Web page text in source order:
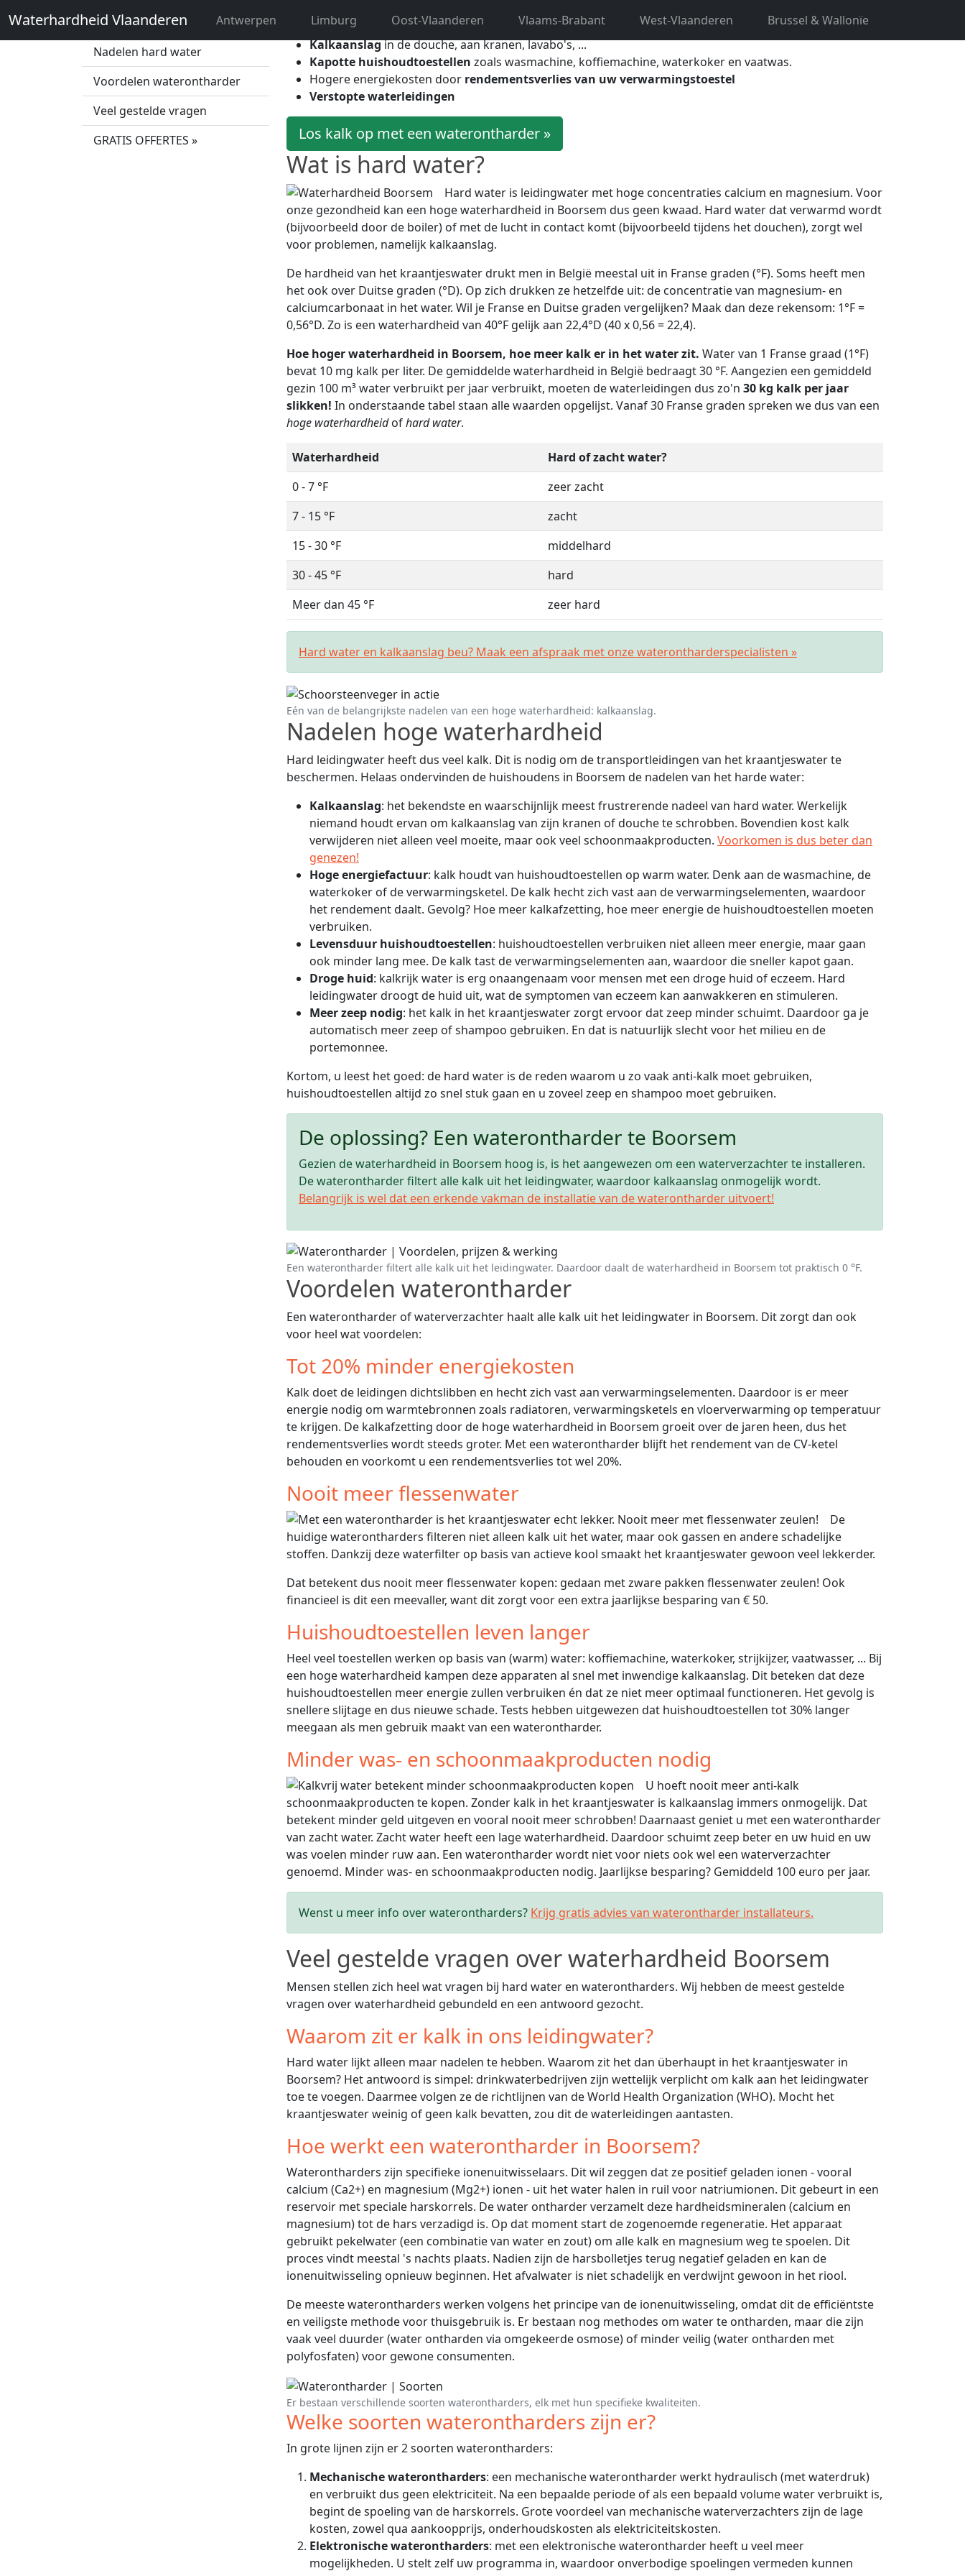
Waterhardheid Vlaanderen Antwerpen Limburg Oost-Vlaanderen Vlaams-Brabant West-Vlaanderen Brussel & Wallonïe
Wat is hard water?
Nadelen hard water
Voordelen waterontharder
Veel gestelde vragen
GRATIS OFFERTES »
dit sporen nalaten in uw huishouden. Hard water leidt namelijk tot:
Kalkaanslagin de douche, aan kranen, lavabo's, ...
Kapotte huishoudtoestellen zoals wasmachine, koffiemachine, waterkoker en vaatwas.
Hogere energiekosten door rendementsverlies van uw verwarmingstoestel
Verstopte waterleidingen
Los kalk op met een waterontharder »
Wat is hard water?
Hard water is leidingwater met hoge concentraties calcium en magnesium. Voor
onze gezondheid kan een hoge waterhardheid in Boorsem dus geen kwaad. Hard water dat verwarmd wordt
(bijvoorbeeld door de boiler) of met de lucht in contact komt (bijvoorbeeld tijdens het douchen), zorgt wel
voor problemen, namelijk kalkaanslag.
De hardheid van het kraantjeswater drukt men in België meestal uit in Franse graden (°F). Soms heeft men
het ook over Duitse graden (°D). Op zich drukken ze hetzelfde uit: de concentratie van magnesium- en
calciumcarbonaat in het water. Wil je Franse en Duitse graden vergelijken? Maak dan deze rekensom: 1°F =
0,56°D. Zo is een waterhardheid van 40°F gelijk aan 22,4°D (40 x 0,56 = 22,4).
Hoe hoger waterhardheid in Boorsem, hoe meer kalk er in het water zit. Water van 1 Franse graad (1°F)
bevat 10 mg kalk per liter. De gemiddelde waterhardheid in België bedraagt 30 °F. Aangezien een gemiddeld
gezin 100 m³ water verbruikt per jaar verbruikt, moeten de waterleidingen dus zo'n 30 kg kalk per jaar
slikken! In onderstaande tabel staan alle waarden opgelijst. Vanaf 30 Franse graden spreken we dus van een
hoge waterhardheidofhard water.
Waterhardheid
Hard of zacht water?
0 - 7 °F
zeer zacht
7 - 15 °F
zacht
15 - 30 °F
middelhard
30 - 45 °F
hard
Meer dan 45 °F
zeer hard
Hard water en kalkaanslag beu? Maak een afspraak met onze waterontharderspecialisten »
Eén van de belangrijkste nadelen van een hoge waterhardheid: kalkaanslag.
Nadelen hoge waterhardheid
Hard leidingwater heeft dus veel kalk. Dit is nodig om de transportleidingen van het kraantjeswater te
beschermen. Helaas ondervinden de huishoudens in Boorsem de nadelen van het harde water:
Kalkaanslag: het bekendste en waarschijnlijk meest frustrerende nadeel van hard water. Werkelijk
niemand houdt ervan om kalkaanslag van zijn kranen of douche te schrobben. Bovendien kost kalk
verwijderen niet alleen veel moeite, maar ook veel schoonmaakproducten. Voorkomen is dus beter dan
genezen!
Hoge energiefactuur: kalk houdt van huishoudtoestellen op warm water. Denk aan de wasmachine, de
waterkoker of de verwarmingsketel. De kalk hecht zich vast aan de verwarmingselementen, waardoor
het rendement daalt. Gevolg? Hoe meer kalkafzetting, hoe meer energie de huishoudtoestellen moeten
verbruiken.
Levensduur huishoudtoestellen: huishoudtoestellen verbruiken niet alleen meer energie, maar gaan
ook minder lang mee. De kalk tast de verwarmingselementen aan, waardoor die sneller kapot gaan.
Droge huid: kalkrijk water is erg onaangenaam voor mensen met een droge huid of eczeem. Hard
leidingwater droogt de huid uit, wat de symptomen van eczeem kan aanwakkeren en stimuleren.
Meer zeep nodig: het kalk in het kraantjeswater zorgt ervoor dat zeep minder schuimt. Daardoor ga je
automatisch meer zeep of shampoo gebruiken. En dat is natuurlijk slecht voor het milieu en de
portemonnee.
Kortom, u leest het goed: de hard water is de reden waarom u zo vaak anti-kalk moet gebruiken,
huishoudtoestellen altijd zo snel stuk gaan en u zoveel zeep en shampoo moet gebruiken.
De oplossing? Een waterontharder te Boorsem
Gezien de waterhardheid in Boorsem hoog is, is het aangewezen om een waterverzachter te installeren.
De waterontharder filtert alle kalk uit het leidingwater, waardoor kalkaanslag onmogelijk wordt.
Belangrijk is wel dat een erkende vakman de installatie van de waterontharder uitvoert!
Een waterontharder filtert alle kalk uit het leidingwater. Daardoor daalt de waterhardheid in Boorsem tot praktisch 0 °F.
Voordelen waterontharder
Een waterontharder of waterverzachter haalt alle kalk uit het leidingwater in Boorsem. Dit zorgt dan ook
voor heel wat voordelen:
Tot 20% minder energiekosten
Kalk doet de leidingen dichtslibben en hecht zich vast aan verwarmingselementen. Daardoor is er meer
energie nodig om warmtebronnen zoals radiatoren, verwarmingsketels en vloerverwarming op temperatuur
te krijgen. De kalkafzetting door de hoge waterhardheid in Boorsem groeit over de jaren heen, dus het
rendementsverlies wordt steeds groter. Met een waterontharder blijft het rendement van de CV-ketel
behouden en voorkomt u een rendementsverlies tot wel 20%.
Nooit meer flessenwater
De
huidige waterontharders filteren niet alleen kalk uit het water, maar ook gassen en andere schadelijke
stoffen. Dankzij deze waterfilter op basis van actieve kool smaakt het kraantjeswater gewoon veel lekkerder.
Dat betekent dus nooit meer flessenwater kopen: gedaan met zware pakken flessenwater zeulen! Ook
financieel is dit een meevaller, want dit zorgt voor een extra jaarlijkse besparing van € 50.
Huishoudtoestellen leven langer
Heel veel toestellen werken op basis van (warm) water: koffiemachine, waterkoker, strijkijzer, vaatwasser, ... Bij
een hoge waterhardheid kampen deze apparaten al snel met inwendige kalkaanslag. Dit beteken dat deze
huishoudtoestellen meer energie zullen verbruiken én dat ze niet meer optimaal functioneren. Het gevolg is
snellere slijtage en dus nieuwe schade. Tests hebben uitgewezen dat huishoudtoestellen tot 30% langer
meegaan als men gebruik maakt van een waterontharder.
Minder was- en schoonmaakproducten nodig
U hoeft nooit meer anti-kalk
schoonmaakproducten te kopen. Zonder kalk in het kraantjeswater is kalkaanslag immers onmogelijk. Dat
betekent minder geld uitgeven en vooral nooit meer schrobben! Daarnaast geniet u met een waterontharder
van zacht water. Zacht water heeft een lage waterhardheid. Daardoor schuimt zeep beter en uw huid en uw
was voelen minder ruw aan. Een waterontharder wordt niet voor niets ook wel een waterverzachter
genoemd. Minder was- en schoonmaakproducten nodig. Jaarlijkse besparing? Gemiddeld 100 euro per jaar.
Wenst u meer info over waterontharders? Krijg gratis advies van waterontharder installateurs.
Veel gestelde vragen over waterhardheid Boorsem
Mensen stellen zich heel wat vragen bij hard water en waterontharders. Wij hebben de meest gestelde
vragen over waterhardheid gebundeld en een antwoord gezocht.
Waarom zit er kalk in ons leidingwater?
Hard water lijkt alleen maar nadelen te hebben. Waarom zit het dan überhaupt in het kraantjeswater in
Boorsem? Het antwoord is simpel: drinkwaterbedrijven zijn wettelijk verplicht om kalk aan het leidingwater
toe te voegen. Daarmee volgen ze de richtlijnen van de World Health Organization (WHO). Mocht het
kraantjeswater weinig of geen kalk bevatten, zou dit de waterleidingen aantasten.
Hoe werkt een waterontharder in Boorsem?
Waterontharders zijn specifieke ionenuitwisselaars. Dit wil zeggen dat ze positief geladen ionen - vooral
calcium (Ca2+) en magnesium (Mg2+) ionen - uit het water halen in ruil voor natriumionen. Dit gebeurt in een
reservoir met speciale harskorrels. De water ontharder verzamelt deze hardheidsmineralen (calcium en
magnesium) tot de hars verzadigd is. Op dat moment start de zogenoemde regeneratie. Het apparaat
gebruikt pekelwater (een combinatie van water en zout) om alle kalk en magnesium weg te spoelen. Dit
proces vindt meestal 's nachts plaats. Nadien zijn de harsbolletjes terug negatief geladen en kan de
ionenuitwisseling opnieuw beginnen. Het afvalwater is niet schadelijk en verdwijnt gewoon in het riool.
De meeste waterontharders werken volgens het principe van de ionenuitwisseling, omdat dit de efficiëntste
en veiligste methode voor thuisgebruik is. Er bestaan nog methodes om water te ontharden, maar die zijn
vaak veel duurder (water ontharden via omgekeerde osmose) of minder veilig (water ontharden met
polyfosfaten) voor gewone consumenten.
Er bestaan verschillende soorten waterontharders, elk met hun specifieke kwaliteiten.
Welke soorten waterontharders zijn er?
In grote lijnen zijn er 2 soorten waterontharders:
Mechanische waterontharders: een mechanische waterontharder werkt hydraulisch (met waterdruk)
en verbruikt dus geen elektriciteit. Na een bepaalde periode of als een bepaald volume water verbruikt is,
begint de spoeling van de harskorrels. Grote voordeel van mechanische waterverzachters zijn de lage
kosten, zowel qua aankoopprijs, onderhoudskosten als elektriciteitskosten.
Elektronische waterontharders: met een elektronische waterontharder heeft u veel meer
mogelijkheden. U stelt zelf uw programma in, waardoor onverbodige spoelingen vermeden kunnen